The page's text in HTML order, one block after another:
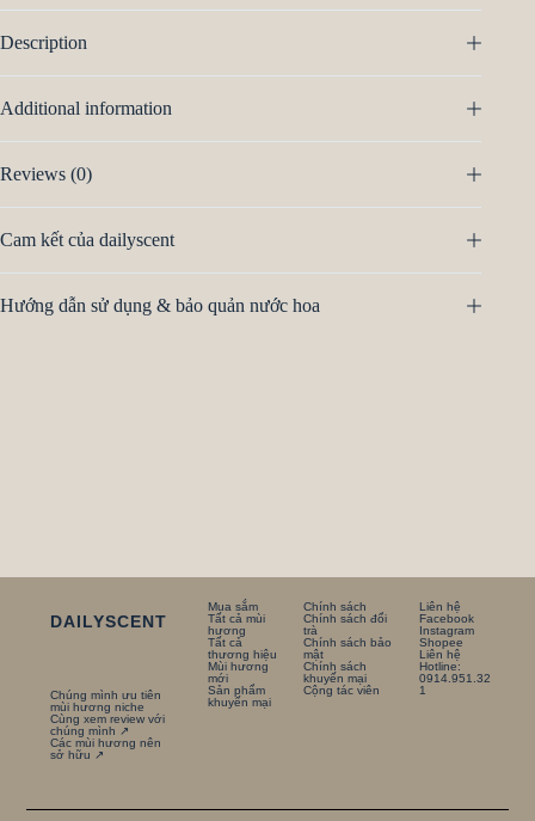
Description
Additional information
Reviews (0)
Cam kết của dailyscent
Hướng dẫn sử dụng & bảo quản nước hoa
DAILYSCENT
Chúng mình ưu tiên
mùi hương niche
Cùng xem review với
chúng mình ↗
Các mùi hương nên
sở hữu ↗
Mua sắm
Tất cả mùi
hương
Tất cả
thương hiệu
Mùi hương
mới
Sản phẩm
khuyến mại
Chính sách
Chính sách đổi
trà
Chính sách bảo
mật
Chính sách
khuyến mại
Cộng tác viên
Liên hệ
Facebook
Instagram
Shopee
Liên hệ
Hotline:
0914.951.32
1